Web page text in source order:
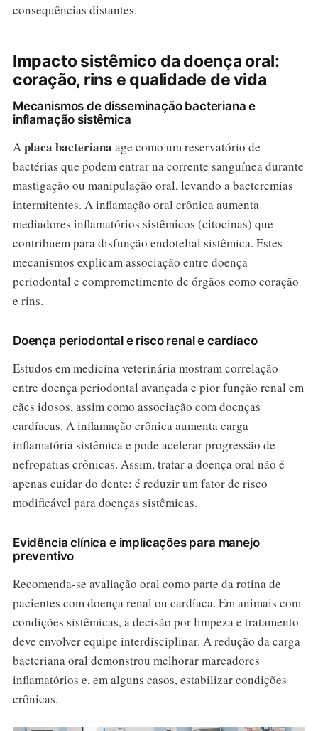
consequências distantes.
Impacto sistêmico da doença oral:
coração, rins e qualidade de vida
Mecanismos de disseminação bacteriana e
inflamação sistêmica
Aplaca bacteriana age como um reservatório de
bactérias que podem entrar na corrente sanguínea durante
mastigação ou manipulação oral, levando a bacteremias
intermitentes. A inflamação oral crônica aumenta
mediadores inflamatórios sistêmicos (citocinas) que
contribuem para disfunção endotelial sistêmica. Estes
mecanismos explicam associação entre doença
periodontal e comprometimento de órgãos como coração
e rins.
Doença periodontal e risco renal e cardíaco
Estudos em medicina veterinária mostram correlação
entre doença periodontal avançada e pior função renal em
cães idosos, assim como associação com doenças
cardíacas. A inflamação crônica aumenta carga
inflamatória sistêmica e pode acelerar progressão de
nefropatias crônicas. Assim, tratar a doença oral não é
apenas cuidar do dente: é reduzir um fator de risco
modificável para doenças sistêmicas.
Evidência clínica e implicações para manejo
preventivo
Recomenda-se avaliação oral como parte da rotina de
pacientes com doença renal ou cardíaca. Em animais com
condições sistêmicas, a decisão por limpeza e tratamento
deve envolver equipe interdisciplinar. A redução da carga
bacteriana oral demonstrou melhorar marcadores
inflamatórios e, em alguns casos, estabilizar condições
crônicas.